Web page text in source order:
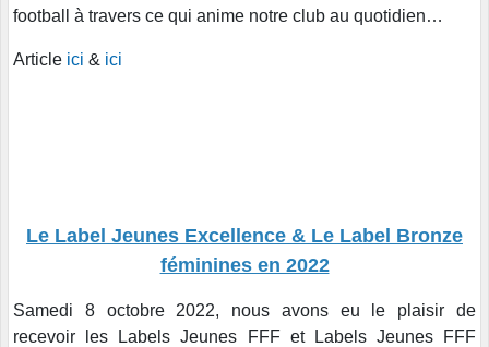
football à travers ce qui anime notre club au quotidien…
Article ici & ici
Le Label Jeunes Excellence & Le Label Bronze
féminines en 2022
Samedi 8 octobre 2022, nous avons eu le plaisir de
recevoir les Labels Jeunes FFF et Labels Jeunes FFF